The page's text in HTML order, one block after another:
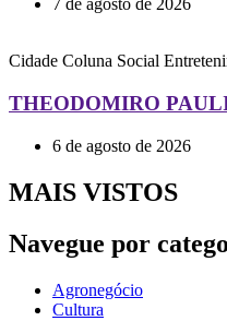
7 de agosto de 2026
Cidade Coluna Social
THEODOMIRO
6 de agosto de 2026
MAIS VISTOS
Navegue por
Agronegócio
Cultura